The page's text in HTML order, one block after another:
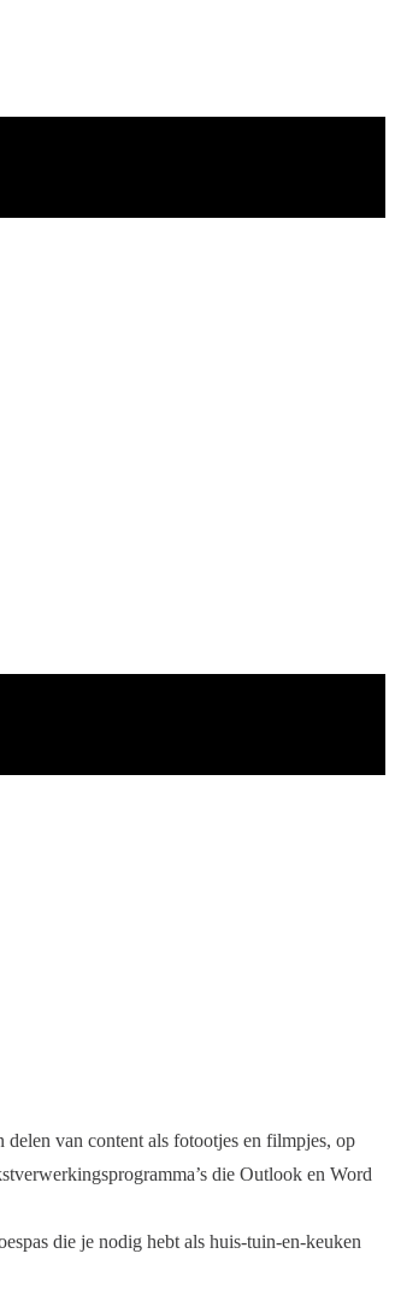
delen van content als fotootjes en filmpjes, op
die Outlook en Word
die je nodig hebt als huis-tuin-en-keuken